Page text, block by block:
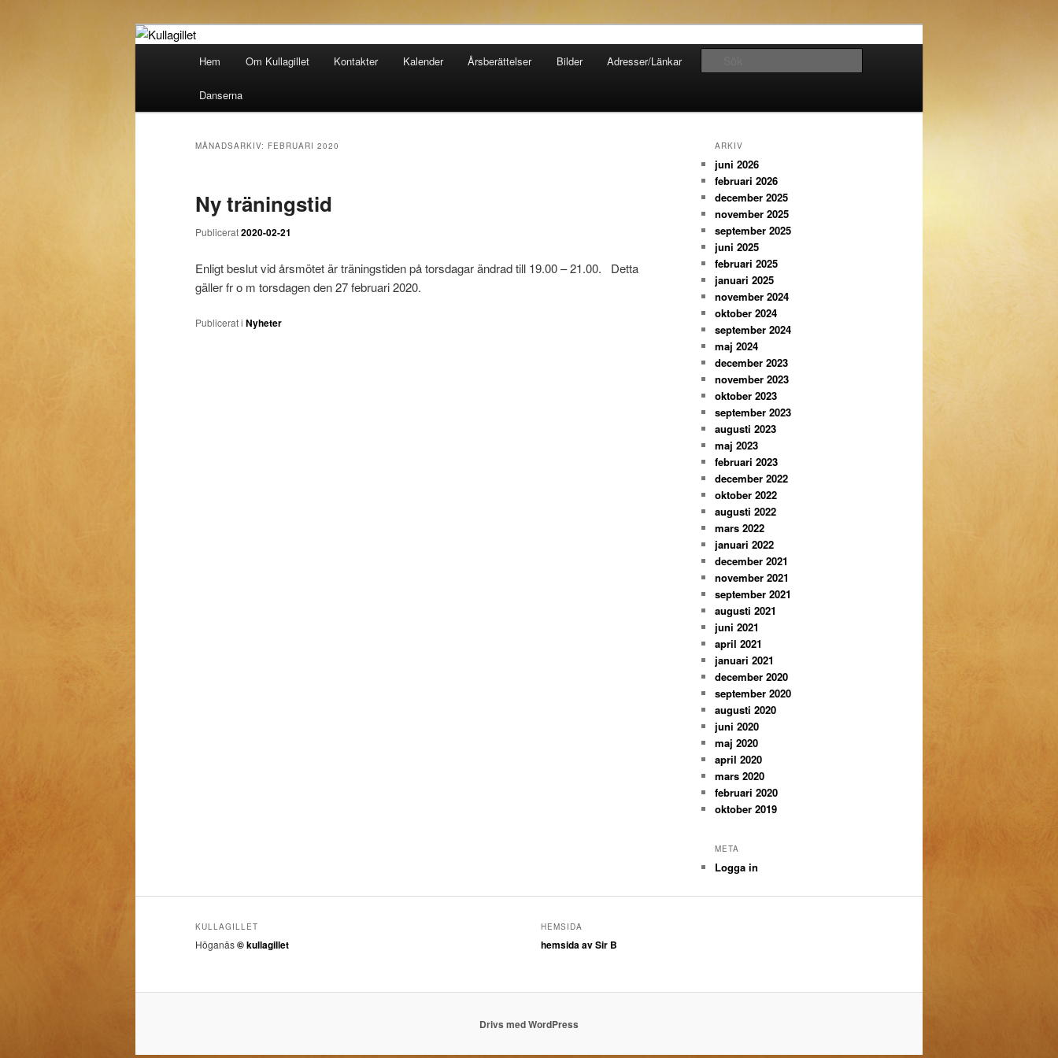
Kullagillet
Hem Om Kullagillet Kontakter Kalender Årsberättelser Bilder Adresser/Länkar
Danserna
MÅNADSARKIV: FEBRUARI 2020
Ny träningstid
Publicerat2020-02-21
Enligt beslut vid årsmötet är träningstiden på torsdagar ändrad till 19.00 – 21.00. Detta
gäller fr o m torsdagen den 27 februari 2020.
Publicerat i Nyheter
ARKIV
juni 2026
februari 2026
december 2025
november 2025
september 2025
juni 2025
februari 2025
januari 2025
november 2024
oktober 2024
september 2024
maj 2024
december 2023
november 2023
oktober 2023
september 2023
augusti 2023
maj 2023
februari 2023
december 2022
oktober 2022
augusti 2022
mars 2022
januari 2022
december 2021
november 2021
september 2021
augusti 2021
juni 2021
april 2021
januari 2021
december 2020
september 2020
augusti 2020
juni 2020
maj 2020
april 2020
mars 2020
februari 2020
oktober 2019
META
Logga in
KULLAGILLET
Höganäs© kullagillet
HEMSIDA
hemsida av Sir B
Drivs med WordPress